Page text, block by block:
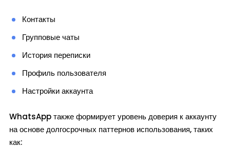
Контакты
Групповые чаты
История переписки
Профиль пользователя
Настройки аккаунта
WhatsApp также формирует уровень доверия к аккаунту
на основе долгосрочных паттернов использования, таких
как: